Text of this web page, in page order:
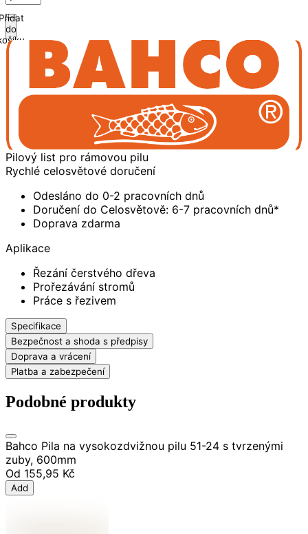
do
Pilový list pro rámovou pilu
Rychlé celosvětové doručení
Odesláno do 0-2 pracovních dnů
Doručení do Celosvětově: 6-7 pracovních dnů*
Doprava zdarma
Aplikace
Řezání čerstvého dřeva
Prořezávání stromů
Práce s řezivem
Specifikace
Bezpečnost a shoda s předpisy
Doprava a vrácení
Platba a zabezpečení
Podobné produkty
Bahco Pila na vysokozdvižnou pilu 51-24 s tvrzenými
zuby, 600mm
Od 155,95 Kč
Add